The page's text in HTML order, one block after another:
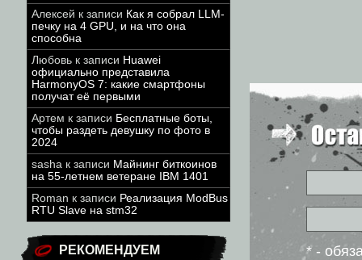
Алексей к записи Как я собрал LLM-
печку на 4 GPU, и на что она
способна
Любовь к записи Huawei
официально представила
HarmonyOS 7: какие смартфоны
получат её первыми
Артем к записи Бесплатные боты,
чтобы раздеть девушку по фото в
2024
sasha к записи Майнинг биткоинов
на 55-летнем ветеране IBM 1401
Roman к записи Реализация ModBus
RTU Slave на stm32
РЕКОМЕНДУЕМ * -